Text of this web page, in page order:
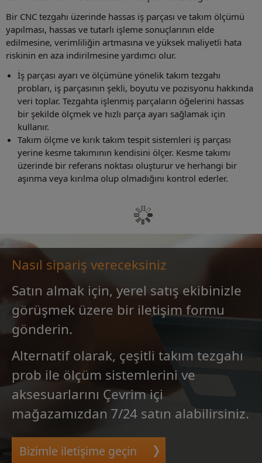
Bir CNC tezgahı üzerinde hassas iş parçası ve takım ölçümü
yapılması, hassas ve tutarlı işleme sonuçlarının elde
edilmesine, verimliliğin artmasına ve yüksek maliyetli hata
riskinin en aza indirilmesine yardımcı olur.
İş parçası ayarı ve ölçümüne yönelik takım tezgahı
probları, iş parçasının şekli, boyutu ve pozisyonu hakkında
veri toplar. Tezgahta işlenmiş parçaların öğelerini hassas
bir şekilde ölçmek ve hızlı parça ayarı sağlamak için
kullanır.
Takım ölçme ve kırık takım tespit sistemleri iş parçası
yerine kesme takımının kendisini ölçer. Kesme takımı
üzerinde bir referans noktası oluşturur ve herhangi bir
aşınma veya kırılma olup olmadığını kontrol ederler.
Nasıl sipariş vereceksiniz
Satın almak için, yerel satış ekibinizle
görüşmek üzere bir iletişim formu
gönderin.
Alternatif olarak, çeşitli takım tezgahı
prob ile ölçüm sistemlerini ve
aksesuarlarını Çevrim içi
mağazamızdan 7/24 satın alabilirsiniz.
Bizimle iletişime geçin